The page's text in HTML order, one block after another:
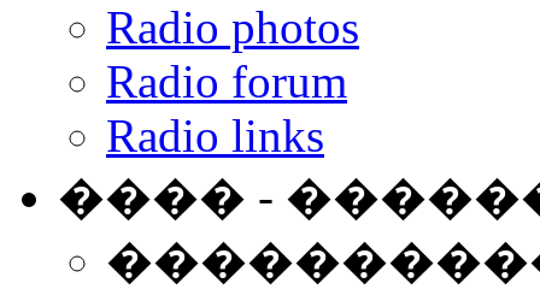
Radio photos
Radio forum
Radio links
���� -